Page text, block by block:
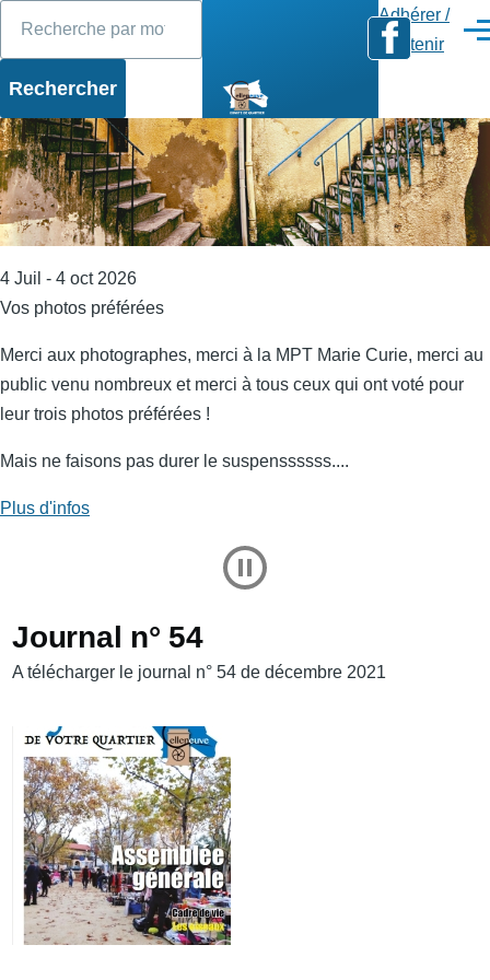
Adhérer /
Soutenir
Diaporama
4 Juil - 4 oct 2026
Vos photos préférées
Merci aux photographes, merci à la MPT Marie Curie, merci au
public venu nombreux et merci à tous ceux qui ont voté pour
leur trois photos préférées !
Mais ne faisons pas durer le suspenssssss....
Plus d'infos
Play and Stop Slideshow
Journal n° 54
A télécharger le journal n° 54 de décembre 2021